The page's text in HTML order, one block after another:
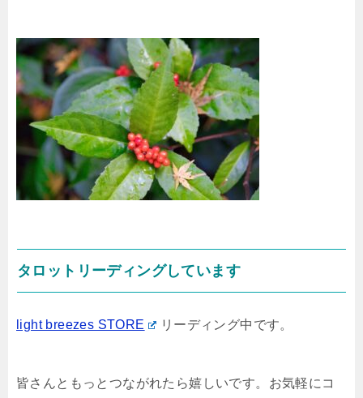
タロットリーディングしています
light breezes STORE リーディング中です。
皆さんともっとつながれたら嬉しいです。お気軽にコ